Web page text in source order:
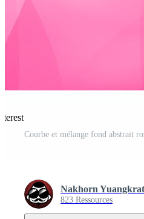
Courbe et mélange fond abstrait
Nakhorn
823 Ressources